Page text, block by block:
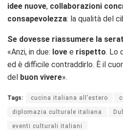
idee nuove, collaborazioni
consapevolezza: la qualità del
Se dovesse riassumere la
«Anzi, in due: love e rispetto. Lo
ed è difficile contraddirlo. È il
del buon vivere».
Tags: cucina italiana all’estero
diplomazia culturale italiana
eventi culturali italiani